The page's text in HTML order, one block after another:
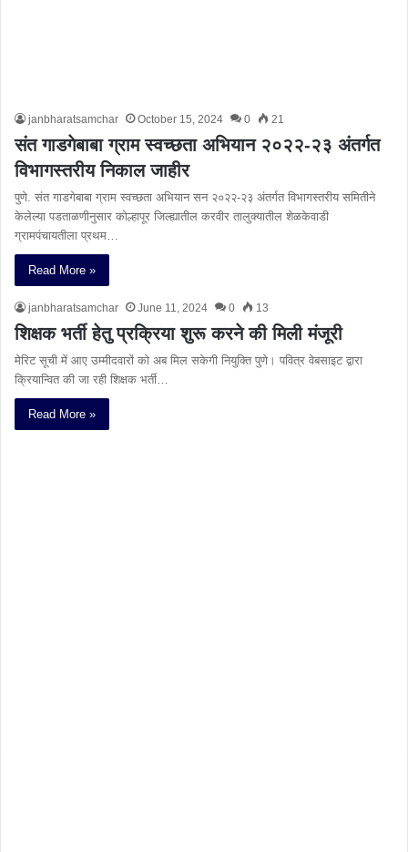
janbharatsamchar October 15, 2024 0 21
संत गाडगेबाबा ग्राम स्वच्छता अभियान २०२२-२३ अंतर्गत
विभागस्तरीय निकाल जाहीर
पुणे. संत गाडगेबाबा ग्राम स्वच्छता अभियान सन २०२२-२३ अंतर्गत विभागस्तरीय समितीने
केलेल्या पडताळणीनुसार कोल्हापूर जिल्ह्यातील करवीर तालुक्यातील शेळकेवाडी
ग्रामपंचायतीला प्रथम…
Read More »
janbharatsamchar June 11, 2024 0 13
शिक्षक भर्ती हेतु प्रक्रिया शुरू करने की मिली मंजूरी
मेरिट सूची में आए उम्मीदवारों को अब मिल सकेगी नियुक्ति पुणे। पवित्र वेबसाइट द्वारा
क्रियान्वित की जा रही शिक्षक भर्ती…
Read More »